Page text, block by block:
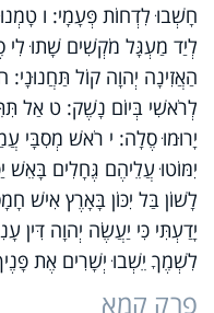
חָשְׁבוּ לִדְחוֹת פְּעָמָי: ו
לְיַד מַעְגָּל מֹקְשִׁים שָׁתוּ לִי
הַאֲזִינָה יְהוָה קוֹל
לְרֹאשִׁי בְּיוֹם נָשֶׁק: ט אַל
יָרוּמוּ סֶלָה: י רֹאשׁ מְסִבָּי
יִמּוֹטוּ עֲלֵיהֶם גֶּחָלִים בָּאֵשׁ
לָשׁוֹן בַּל יִכּוֹן בָּאָרֶץ אִישׁ
יָדַעְתִּי כִּי יַעֲשֶׂה יְהוָה דִּין
לִשְׁמֶךָ יֵשְׁבוּ יְשָׁרִים אֶת
פרק קמא